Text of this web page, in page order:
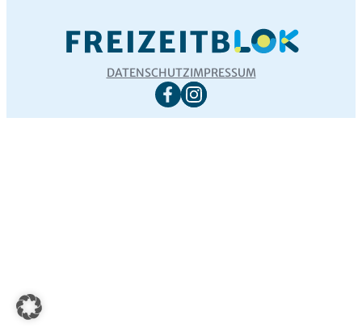
DATENSCHUTZIMPRESSUM